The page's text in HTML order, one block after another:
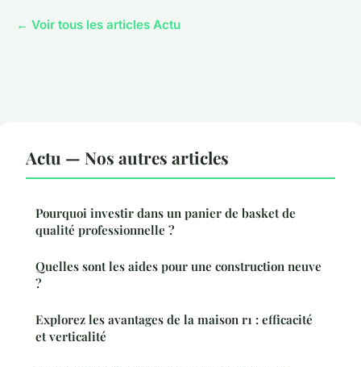
← Voir tous les articles Actu
Actu — Nos autres articles
Pourquoi investir dans un panier de basket de
qualité professionnelle ?
Quelles sont les aides pour une construction neuve
?
Explorez les avantages de la maison r1 : efficacité
et verticalité